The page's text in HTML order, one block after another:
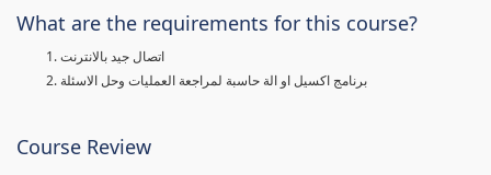
What are the requirements for this course?
اتصال جيد بالانترنت
برنامج اكسيل او الة حاسبة لمراجعة العمليات وحل الاسئلة
Course Review